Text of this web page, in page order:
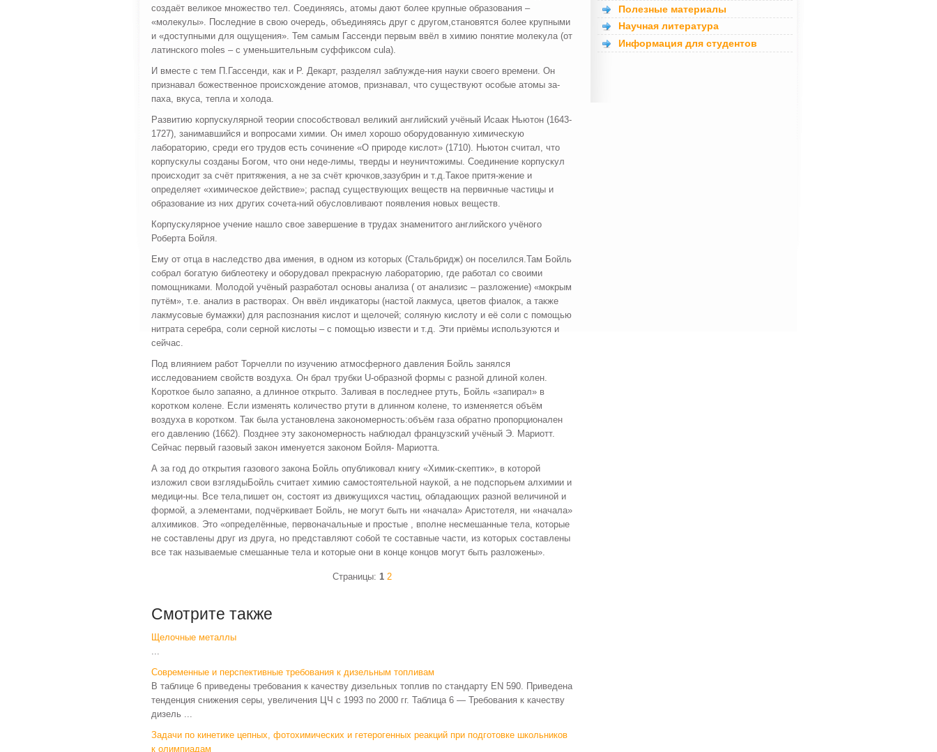
создаёт великое множество тел. Соединяясь, атомы дают более крупные образования –
«молекулы». Последние в свою очередь, объединяясь друг с другом,становятся более крупными
и «доступными для ощущения». Тем самым Гассенди первым ввёл в химию понятие молекула (от
латинского moles – с уменьшительным суффиксом cula).
И вместе с тем П.Гассенди, как и Р. Декарт, разделял заблужде-ния науки своего времени. Он
признавал божественное происхождение атомов, признавал, что существуют особые атомы за-
паха, вкуса, тепла и холода.
Развитию корпускулярной теории способствовал великий английский учёный Исаак Ньютон (1643-
1727), занимавшийся и вопросами химии. Он имел хорошо оборудованную химическую
лабораторию, среди его трудов есть сочинение «О природе кислот» (1710). Ньютон считал, что
корпускулы созданы Богом, что они неде-лимы, тверды и неуничтожимы. Соединение корпускул
происходит за счёт притяжения, а не за счёт крючков,зазубрин и т.д.Такое притя-жение и
определяет «химическое действие»; распад существующих веществ на первичные частицы и
образование из них других сочета-ний обусловливают появления новых веществ.
Корпускулярное учение нашло свое завершение в трудах знаменитого английского учёного
Роберта Бойля.
Ему от отца в наследство два имения, в одном из которых (Стальбридж) он поселился.Там Бойль
собрал богатую библеотеку и оборудовал прекрасную лабораторию, где работал со своими
помощниками. Молодой учёный разработал основы анализа ( от анализис – разложение) «мокрым
путём», т.е. анализ в растворах. Он ввёл индикаторы (настой лакмуса, цветов фиалок, а также
лакмусовые бумажки) для распознания кислот и щелочей; соляную кислоту и её соли с помощью
нитрата серебра, соли серной кислоты – с помощью извести и т.д. Эти приёмы используются и
сейчас.
Под влиянием работ Торчелли по изучению атмосферного давления Бойль занялся
исследованием свойств воздуха. Он брал трубки U-образной формы с разной длиной колен.
Короткое было запаяно, а длинное открыто. Заливая в последнее ртуть, Бойль «запирал» в
коротком колене. Если изменять количество ртути в длинном колене, то изменяется объём
воздуха в коротком. Так была установлена закономерность:объём газа обратно пропорционален
его давлению (1662). Позднее эту закономерность наблюдал французский учёный Э. Мариотт.
Сейчас первый газовый закон именуется законом Бойля- Мариотта.
А за год до открытия газового закона Бойль опубликовал книгу «Химик-скептик», в которой
изложил свои взглядыБойль считает химию самостоятельной наукой, а не подспорьем алхимии и
медици-ны. Все тела,пишет он, состоят из движущихся частиц, обладающих разной величиной и
формой, а элементами, подчёркивает Бойль, не могут быть ни «начала» Аристотеля, ни «начала»
алхимиков. Это «определённые, первоначальные и простые , вполне несмешанные тела, которые
не составлены друг из друга, но представляют собой те составные части, из которых составлены
все так называемые смешанные тела и которые они в конце концов могут быть разложены».
Страницы: 1 2
Смотрите также
Щелочные металлы
...
Современные и перспективные требования к дизельным топливам
В таблице 6 приведены требования к качеству дизельных топлив по стандарту EN 590. Приведена
тенденция снижения серы, увеличения ЦЧ с 1993 по 2000 гг. Таблица 6 — Требования к качеству
дизель ...
Задачи по кинетике цепных, фотохимических и гетерогенных реакций при подготовке школьников
к олимпиадам
Полезные материалы
Научная литература
Информация для студентов